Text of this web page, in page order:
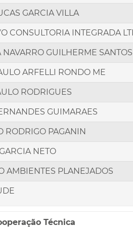
GARCIA VILLA
CONSULTORIA INTEGRADA
NAVARRO GUILHERME SANTOS
ARFELLI RONDO ME
RODRIGUES
GUIMARAES
RODRIGO PAGANIN
NETO
AMBIENTES PLANEJADOS
Técnica